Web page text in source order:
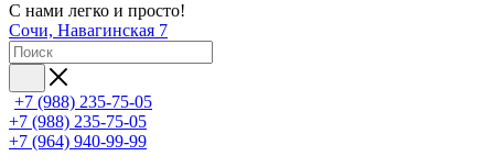
С нами легко и просто!
Сочи, Навагинская 7
+7 (988) 235-75-05
+7 (988) 235-75-05
+7 (964) 940-99-99